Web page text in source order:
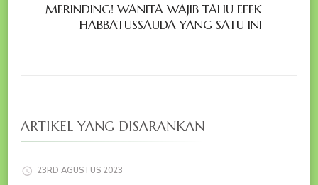
MERINDING! WANITA WAJIB TAHU EFEK
HABBATUSSAUDA YANG SATU INI
ARTIKEL YANG DISARANKAN
23RD AGUSTUS 2023